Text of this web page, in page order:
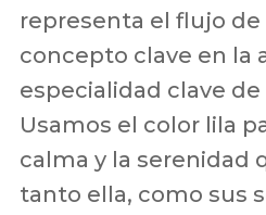
representa el flujo
concepto clave en la
especialidad clave
Usamos el color lila
calma y la serenidad
tanto ella, como sus